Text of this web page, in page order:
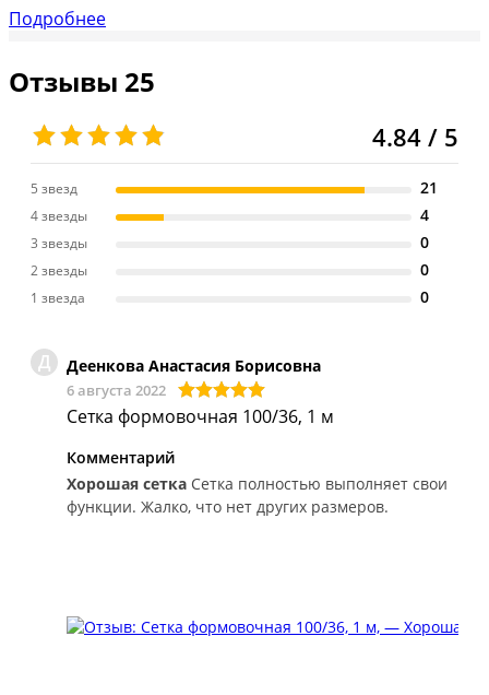
Подробнее
Отзывы 25
4.84 / 5
5 звезд 21
4 звезды 4
3 звезды 0
2 звезды 0
1 звезда 0
Д Деенкова Анастасия Борисовна
6 августа 2022
Сетка формовочная 100/36, 1 м
Комментарий
Хорошая сетка Сетка полностью выполняет свои
функции. Жалко, что нет других размеров.